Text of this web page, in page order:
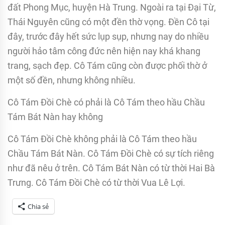
đất Phong Mục, huyện Hà Trung. Ngoài ra tại Đại Từ,
Thái Nguyên cũng có một đền thờ vọng. Đền Cô tại
đây, trước đây hết sức lụp sụp, nhưng nay do nhiều
người hảo tâm công đức nên hiện nay khá khang
trang, sạch đẹp. Cô Tám cũng còn được phối thờ ở
một số đền, nhưng không nhiều.
Cô Tám Đồi Chè có phải là Cô Tám theo hầu Chầu
Tám Bát Nàn hay không
Cô Tám Đồi Chè không phải là Cô Tám theo hầu
Chầu Tám Bát Nàn. Cô Tám Đồi Chè có sự tích riêng
như đã nêu ở trên. Cô Tám Bát Nàn có từ thời Hai Bà
Trưng. Cô Tám Đồi Chè có từ thời Vua Lê Lợi.
Chia sẻ